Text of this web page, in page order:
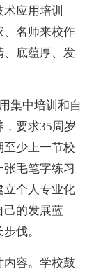
应用培训
、名师来校作
、底蕴厚、发
集中培训和自
要求35周岁
至少上一节校
毛笔字练习
立个人专业化
的发展蓝
伐。
内容。学校鼓